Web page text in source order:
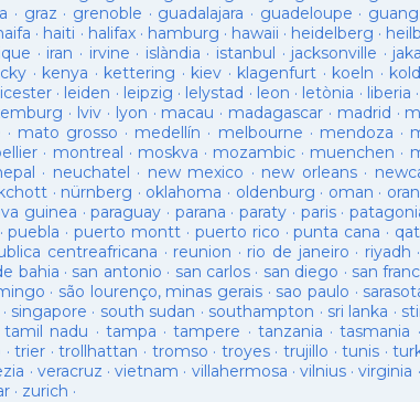
· graz · grenoble · guadalajara · guadeloupe ·
· haiti · halifax· hamburg · hawaii · heidelberg ·
· iran · irvine · islàndia · istanbul · jacksonville ·
· kenya · kettering · kiev · klagenfurt · koeln ·
· leiden · leipzig · lelystad · leon · letònia · liberia ·
· lviv · lyon · macau · madagascar · madrid ·
· mato grosso · medellín · melbourne · mendoza ·
· montreal · moskva · mozambic · muenchen ·
· neuchatel · new mexico · new orleans·
· nürnberg · oklahoma · oldenburg · oman · oran
guinea ·paraguay · parana ·paraty · paris·
·puebla ·puerto montt · puerto rico ·punta cana ·
centreafricana · reunion · rio de janeiro · riyadh ·
bahia · san antonio · san carlos · san diego · san
· são lourenço, minas gerais· sao paulo ·
· singapore · south sudan · southampton · sri lanka ·
tamil nadu · tampa ·tampere · tanzania ·tasmania ·
·trier ·trollhattan · tromso · troyes· trujillo ·tunis ·
· veracruz ·vietnam · villahermosa · vilnius·virginia ·
· zurich ·